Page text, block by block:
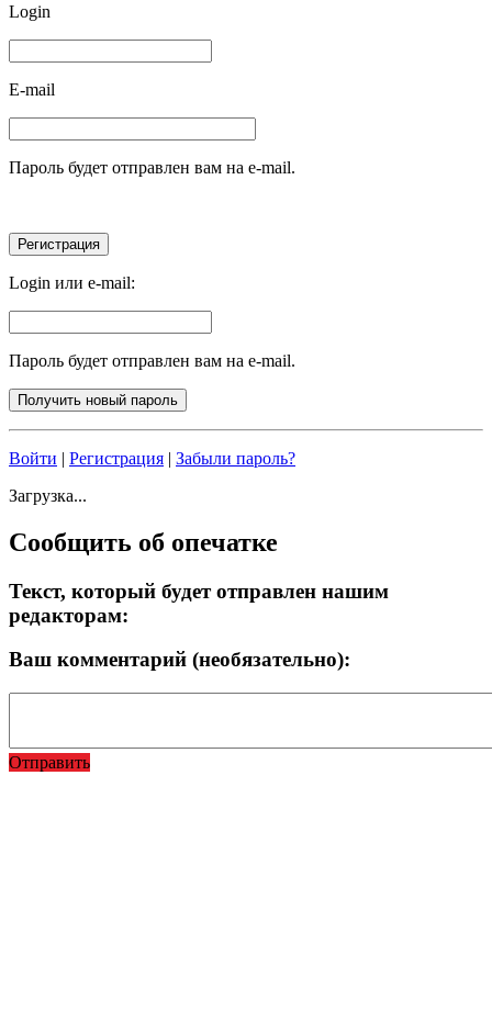
Login
E-mail
Пароль будет отправлен вам на e-mail.
Login или e-mail:
Пароль будет отправлен вам на e-mail.
Войти | Регистрация | Забыли пароль?
Загрузка...
Сообщить об опечатке
Текст, который будет отправлен нашим
редакторам:
Ваш комментарий (необязательно):
Отправить